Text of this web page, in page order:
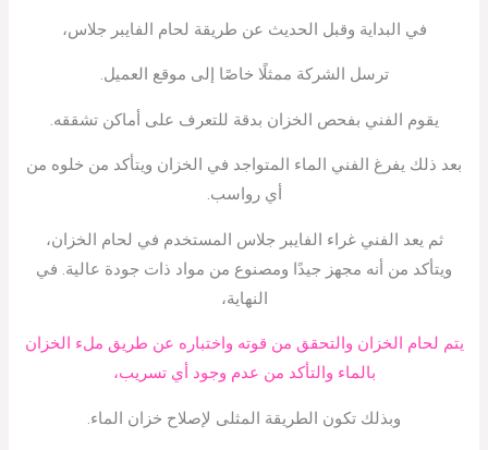
في البداية وقبل الحديث عن طريقة لحام الفايبر جلاس،
ترسل الشركة ممثلًا خاصًا إلى موقع العميل.
يقوم الفني بفحص الخزان بدقة للتعرف على أماكن تشققه.
بعد ذلك يفرغ الفني الماء المتواجد في الخزان ويتأكد من خلوه من
أي رواسب.
ثم يعد الفني غراء الفايبر جلاس المستخدم في لحام الخزان،
ويتأكد من أنه مجهز جيدًا ومصنوع من مواد ذات جودة عالية. في
النهاية،
يتم لحام الخزان والتحقق من قوته واختباره عن طريق ملء الخزان
بالماء والتأكد من عدم وجود أي تسريب،
وبذلك تكون الطريقة المثلى لإصلاح خزان الماء.